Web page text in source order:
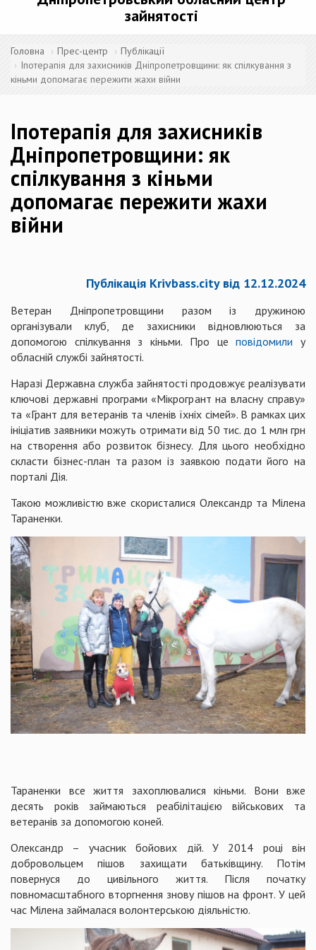
зайнятості
Головна Прес-центр
Публікації
Іпотерапія для захисників Дніпропетровщини: як спілкування з
кіньми допомагає пережити жахи війни
Іпотерапія для захисників
Дніпропетровщини: як
спілкування з кіньми
допомагає пережити жахи
війни
Публікація Krivbass.city від 12.12.2024
Ветеран Дніпропетровщини разом із дружиною
організували клуб, де захисники відновлюються за
допомогою спілкування з кіньми. Про цеповідомилиу
обласній службі зайнятості.
Наразі Державна служба зайнятості продовжує реалізувати
ключові державні програми «Мікрогрант на власну справу»
та «Грант для ветеранів та членів їхніх сімей». В рамках цих
ініціатив заявники можуть отримати від 50 тис. до 1 млн грн
на створення або розвиток бізнесу. Для цього необхідно
скласти бізнес-план та разом із заявкою подати його на
порталі Дія.
Такою можливістю вже скористалися Олександр та Мілена
Тараненки.
Тараненки все життя захоплювалися кіньми. Вони вже
десять років займаються реабілітацією військових та
ветеранів за допомогою коней.
Олександр – учасник бойових дій. У 2014 році він
добровольцем пішов захищати батьківщину. Потім
повернуся до цивільного життя. Після початку
повномасштабного вторгнення знову пішов на фронт. У цей
час Мілена займалася волонтерською діяльністю.